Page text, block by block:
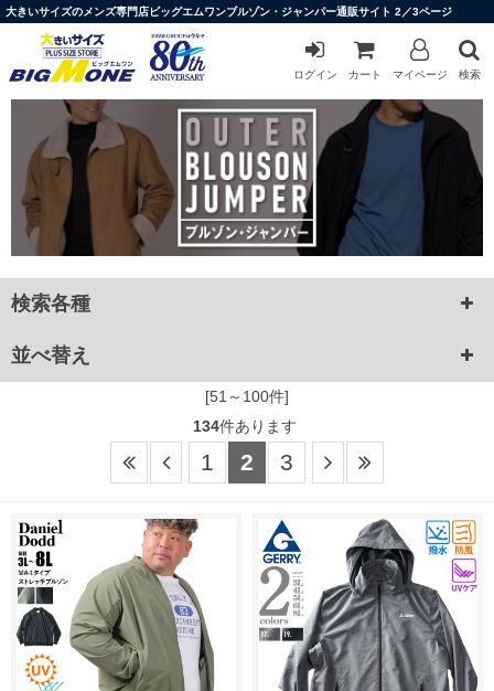
大きいサイズのメンズ専門店ビッグエムワンブルゾン・ジャンパー通販サイト 2／3ページ
ログイン カート マイページ 検索
検索各種
並べ替え
[51～100件]
134件あります
1 2 3